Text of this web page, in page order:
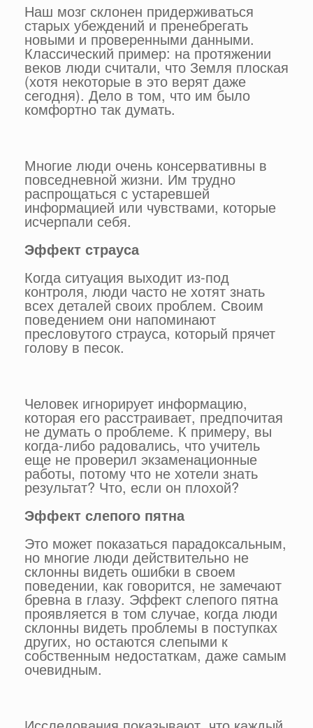
Наш мозг склонен придерживаться
старых убеждений и пренебрегать
новыми и проверенными данными.
Классический пример: на протяжении
веков люди считали, что Земля плоская
(хотя некоторые в это верят даже
сегодня). Дело в том, что им было
комфортно так думать.
Многие люди очень консервативны в
повседневной жизни. Им трудно
распрощаться с устаревшей
информацией или чувствами, которые
исчерпали себя.
Эффект страуса
Когда ситуация выходит из-под
контроля, люди часто не хотят знать
всех деталей своих проблем. Своим
поведением они напоминают
пресловутого страуса, который прячет
голову в песок.
Человек игнорирует информацию,
которая его расстраивает, предпочитая
не думать о проблеме. К примеру, вы
когда-либо радовались, что учитель
еще не проверил экзаменационные
работы, потому что не хотели знать
результат? Что, если он плохой?
Эффект слепого пятна
Это может показаться парадоксальным,
но многие люди действительно не
склонны видеть ошибки в своем
поведении, как говорится, не замечают
бревна в глазу. Эффект слепого пятна
проявляется в том случае, когда люди
склонны видеть проблемы в поступках
других, но остаются слепыми к
собственным недостаткам, даже самым
очевидным.